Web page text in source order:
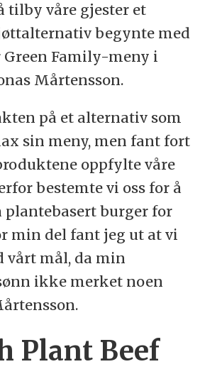
tilby våre gjester et
begynte med
Green Family-meny i
Mårtensson.
på et alternativ som
sin meny, men fant fort
oppfylte våre
bestemte vi oss for å
plantebasert burger for
min del fant jeg ut at vi
vårt mål, da min
ikke merket noen
Plant Beef